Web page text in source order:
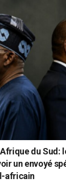
du Sud:
un envoyé
africain